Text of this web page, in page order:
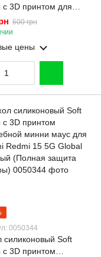
с 3D принтом для
Redmi 15 5G Global
(Полная защита
600 грн
цены
0050344
силиконовый Soft
с 3D принтом